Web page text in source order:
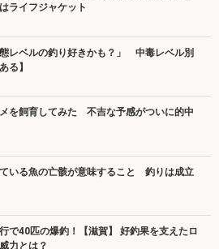
ライフジャケット
態レベルの釣り好きかも？」 中毒レベル別
る】
を飼育してみた 不吉な予感がついに的中
いる魚の亡骸が意味すること 釣りは成立
で40匹の爆釣！【滋賀】 好釣果を支えたロ
力とは？